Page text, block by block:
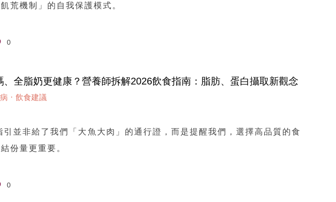
荒機制」的自我保護模式。
0
、全脂奶更健康？營養師拆解2026飲食指南：脂肪、蛋白攝取新觀念
·飲食建議
引並非給了我們「大魚大肉」的通行證，而是提醒我們，選擇高品質的食
份量更重要。
0